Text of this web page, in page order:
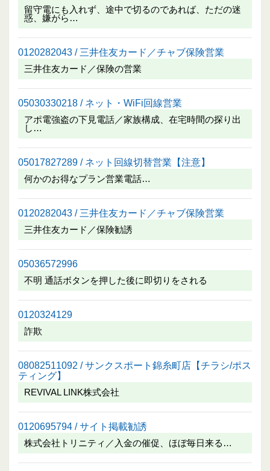
留守電にも入れず、途中で切るのであれば、ただの迷
惑、嫌がら…
0120282043 / 三井住友カード／チャブ保険営業
三井住友カード／保険の営業
05030330218 / ネット・WiFi回線営業
アポ電強盗の下見電話／家族構成、在宅時間の探り出
し…
05017827289 / ネット回線切替営業【注意】
何かのお得なプラン営業電話…
0120282043 / 三井住友カード／チャブ保険営業
三井住友カード／保険勧誘
05036572996
不明 通話ボタンを押した後に即切りをされる
0120324129
詐欺
08082511092 / サンクスポート錦糸町店【チラシ/ポス
ティング】
REVIVAL LINK株式会社
0120695794 / サイト掲載勧誘
株式会社トリニティ／入金の催促、ほぼ毎日来る…